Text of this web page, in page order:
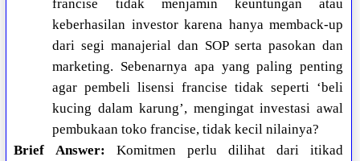
francise tidak menjamin keuntungan atau
keberhasilan investor karena hanya memback-up
dari segi manajerial dan SOP serta pasokan dan
marketing. Sebenarnya apa yang paling penting
agar pembeli lisensi francise tidak seperti ‘beli
kucing dalam karung’, mengingat investasi awal
pembukaan toko francise, tidak kecil nilainya?
Brief Answer: Komitmen perlu dilihat dari itikad